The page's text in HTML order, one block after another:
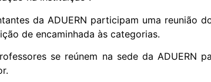
da ADUERN participam uma reunião
de encaminhada às categorias.
se reúnem na sede da